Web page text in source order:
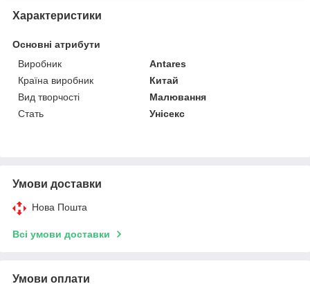
Характеристики
Основні атрибути
Виробник
Antares
Країна виробник
Китай
Вид творчості
Малювання
Стать
Унісекс
Умови доставки
Нова Пошта
Всі умови доставки
Умови оплати